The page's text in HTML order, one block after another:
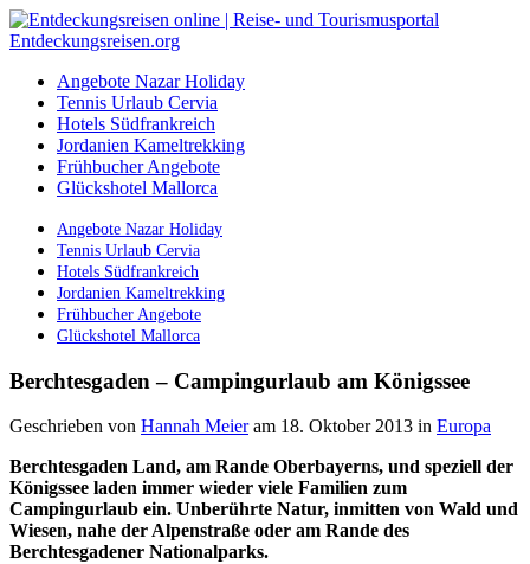
Angebote Nazar Holiday
Tennis Urlaub Cervia
Hotels Südfrankreich
Jordanien Kameltrekking
Frühbucher Angebote
Glückshotel Mallorca
Angebote Nazar Holiday
Tennis Urlaub Cervia
Hotels Südfrankreich
Jordanien Kameltrekking
Frühbucher Angebote
Glückshotel Mallorca
Berchtesgaden – Campingurlaub am Königssee
Geschrieben von Hannah Meier am 18. Oktober 2013 in Europa
Berchtesgaden Land, am Rande Oberbayerns, und speziell der
Königssee laden immer wieder viele Familien zum
Campingurlaub ein. Unberührte Natur, inmitten von Wald und
Wiesen, nahe der Alpenstraße oder am Rande des
Berchtesgadener Nationalparks.